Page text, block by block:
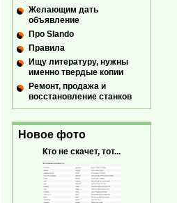
Желающим дать
объявление
Про Slando
Правила
Ищу литературу, нужны
именно твердые копии
Ремонт, продажа и
восстановление станков
Новое фото
Кто не скачет, тот...